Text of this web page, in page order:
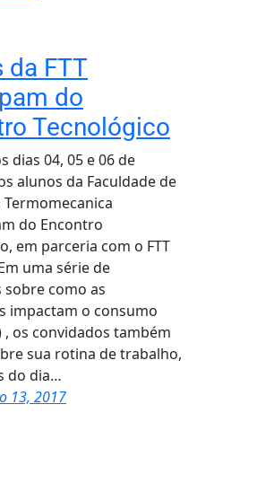
da FTT
do
Tecnológico
dias 04, 05 e 06 de
alunos da Faculdade de
do Encontro
em parceria com o FTT
uma série de
sobre como as
impactam o consumo
, os convidados também
sua rotina de trabalho,
do dia…
13, 2017